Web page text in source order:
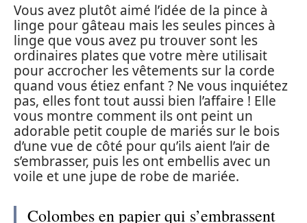
Vous avez plutôt aimé l’idée de la pince à
linge pour gâteau mais les seules pinces à
linge que vous avez pu trouver sont les
ordinaires plates que votre mère utilisait
pour accrocher les vêtements sur la corde
quand vous étiez enfant ? Ne vous inquiétez
pas, elles font tout aussi bien l’affaire ! Elle
vous montre comment ils ont peint un
adorable petit couple de mariés sur le bois
d’une vue de côté pour qu’ils aient l’air de
s’embrasser, puis les ont embellis avec un
voile et une jupe de robe de mariée.
Colombes en papier qui s’embrassent